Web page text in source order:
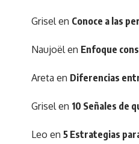
Griselen Conoce a las
Naujoëlen Enfoque
Areta en Diferencias
Griselen 10 Señales de
Leo en 5 Estrategias